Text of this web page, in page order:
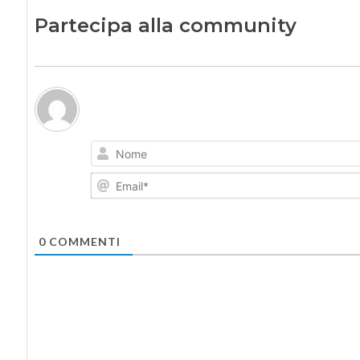
Partecipa alla community
0COMMENTI